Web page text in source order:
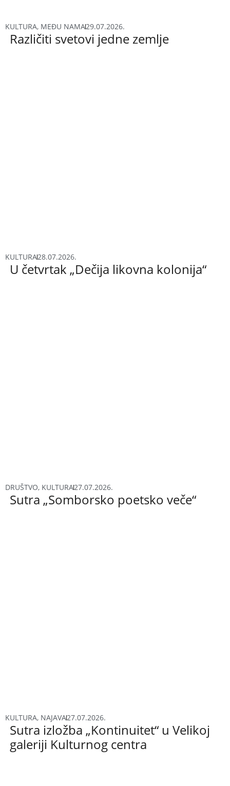
KULTURA, MEĐU NAMA29.07.2026.
Različiti svetovi jedne zemlje
KULTURA28.07.2026.
U četvrtak „Dečija likovna kolonija“
DRUŠTVO, KULTURA27.07.2026.
Sutra „Somborsko poetsko veče“
KULTURA, NAJAVA27.07.2026.
Sutra izložba „Kontinuitet“ u Velikoj
galeriji Kulturnog centra